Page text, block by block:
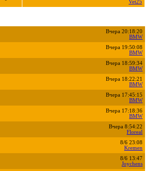
Vet25
Вчера 20:18:20
BMW
Вчера 19:50:08
BMW
Вчера 18:59:34
BMW
Вчера 18:22:21
BMW
Вчера 17:45:15
BMW
Вчера 17:18:36
BMW
Вчера 8:54:22
Floreal
8/6 23:08
Kremen
8/6 13:47
Joychens